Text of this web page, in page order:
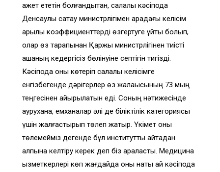
қажет ететін болғандықтан, салалық кәсіподақ
Денсаулық сақтау министрлігімен арадағы келісім
арқылы коэффициенттерді өзгертуге ұйтқы болып,
олар өз тарапынан Қаржы министрлігінен тиісті
ақшаның кедергісіз бөлінуіне септігін тигізді.
Кәсіподақ оны көтеріп салалық келісімге
енгізбегенде дәрігерлер өз жалақысының 73 мың
теңгесінен айырылатын еді. Соның нәтижесінде
аурухана, емханалар әлі де біліктілік категориясы
үшін жалғастырып төлеп жатыр. Үкімет оны
төлемейміз дегенде бұл институтты қайтадан
қалпына келтіру керек деп біз араластық. Медицина
қызметкерлері көп жағдайда оны нақты қай кәсіподақ